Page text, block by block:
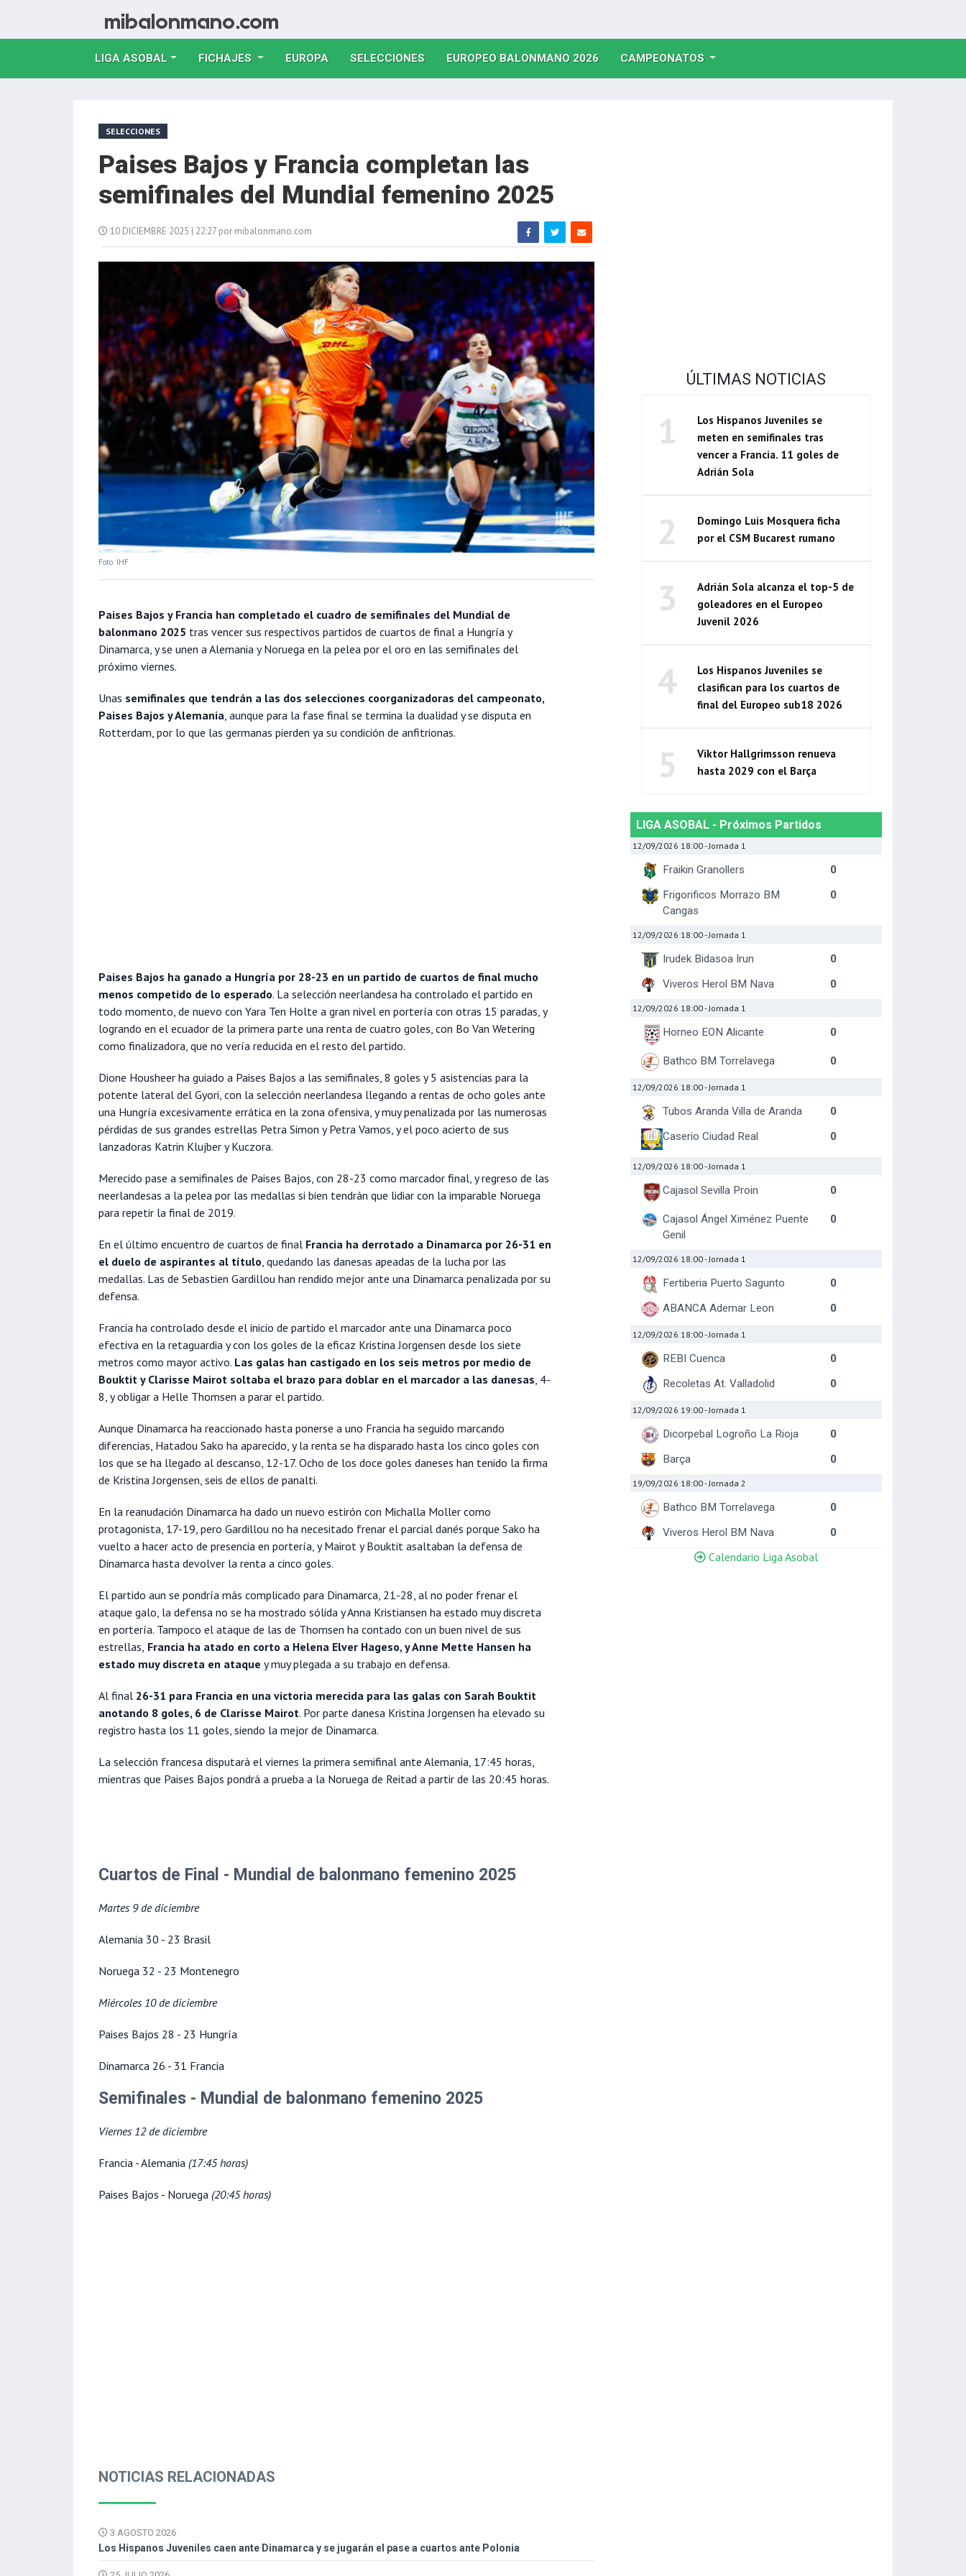
LIGA ASOBAL FICHAJES EUROPA(CURRENT)
SELECCIONES(CURRENT)
EUROPEO BALONMANO 2026(CURRENT)
CAMPEONATOS
SELECCIONES
Paises Bajos y Francia completan las
semifinales del Mundial femenino 2025
10 DICIEMBRE 2025 | 22:27 por mibalonmano.com
Foto: IHF
Paises Bajos y Francia han completado el cuadro de semifinales del Mundial de
balonmano 2025 tras vencer sus respectivos partidos de cuartos de final a Hungría y
Dinamarca, y se unen a Alemania y Noruega en la pelea por el oro en las semifinales del
próximo viernes.
Unas semifinales que tendrán a las dos selecciones coorganizadoras del campeonato,
Paises Bajos y Alemania , aunque para la fase final se termina la dualidad y se disputa en
Rotterdam, por lo que las germanas pierden ya su condición de anfitrionas.
Paises Bajos ha ganado a Hungría por 28-23 en un partido de cuartos de final mucho
menos competido de lo esperado. La selección neerlandesa ha controlado el partido en
todo momento, de nuevo con Yara Ten Holte a gran nivel en portería con otras 15 paradas, y
logrando en el ecuador de la primera parte una renta de cuatro goles, con Bo Van Wetering
como finalizadora, que no vería reducida en el resto del partido.
Dione Housheer ha guiado a Paises Bajos a las semifinales, 8 goles y 5 asistencias para la
potente lateral del Gyori, con la selección neerlandesa llegando a rentas de ocho goles ante
una Hungría excesivamente errática en la zona ofensiva, y muy penalizada por las numerosas
pérdidas de sus grandes estrellas Petra Simon y Petra Vamos, y el poco acierto de sus
lanzadoras Katrin Klujber y Kuczora.
Merecido pase a semifinales de Paises Bajos, con 28-23 como marcador final, y regreso de las
neerlandesas a la pelea por las medallas si bien tendrán que lidiar con la imparable Noruega
para repetir la final de 2019.
En el último encuentro de cuartos de final Francia ha derrotado a Dinamarca por 26-31 en
el duelo de aspirantes al título , quedando las danesas apeadas de la lucha por las
medallas. Las de Sebastien Gardillou han rendido mejor ante una Dinamarca penalizada por su
defensa.
Francia ha controlado desde el inicio de partido el marcador ante una Dinamarca poco
efectiva en la retaguardia y con los goles de la eficaz Kristina Jorgensen desde los siete
metros como mayor activo. Las galas han castigado en los seis metros por medio de
Bouktit y Clarisse Mairot soltaba el brazo para doblar en el marcador a las danesas , 4-
8, y obligar a Helle Thomsen a parar el partido.
Aunque Dinamarca ha reaccionado hasta ponerse a uno Francia ha seguido marcando
diferencias, Hatadou Sako ha aparecido, y la renta se ha disparado hasta los cinco goles con
los que se ha llegado al descanso, 12-17. Ocho de los doce goles daneses han tenido la firma
de Kristina Jorgensen, seis de ellos de panalti.
En la reanudación Dinamarca ha dado un nuevo estirón con Michalla Moller como
protagonista, 17-19, pero Gardillou no ha necesitado frenar el parcial danés porque Sako ha
vuelto a hacer acto de presencia en portería, y Mairot y Bouktit asaltaban la defensa de
Dinamarca hasta devolver la renta a cinco goles.
El partido aun se pondría más complicado para Dinamarca, 21-28, al no poder frenar el
ataque galo, la defensa no se ha mostrado sólida y Anna Kristiansen ha estado muy discreta
en portería. Tampoco el ataque de las de Thomsen ha contado con un buen nivel de sus
estrellas, Francia ha atado en corto a Helena Elver Hageso, y Anne Mette Hansen ha
estado muy discreta en ataque y muy plegada a su trabajo en defensa.
Al final 26-31 para Francia en una victoria merecida para las galas con Sarah Bouktit
anotando 8 goles, 6 de Clarisse Mairot. Por parte danesa Kristina Jorgensen ha elevado su
registro hasta los 11 goles, siendo la mejor de Dinamarca.
La selección francesa disputará el viernes la primera semifinal ante Alemania, 17:45 horas,
mientras que Paises Bajos pondrá a prueba a la Noruega de Reitad a partir de las 20:45 horas.
Cuartos de Final - Mundial de balonmano femenino 2025
Martes 9 de diciembre
Alemania 30 - 23 Brasil
Noruega 32 - 23 Montenegro
Miércoles 10 de diciembre
Paises Bajos 28 - 23 Hungría
Dinamarca 26 - 31 Francia
Semifinales - Mundial de balonmano femenino 2025
Viernes 12 de diciembre
Francia - Alemania (17:45 horas)
Paises Bajos - Noruega (20:45 horas)
NOTICIAS RELACIONADAS
3 AGOSTO 2026
Los Hispanos Juveniles caen ante Dinamarca y se jugarán el pase a cuartos ante Polonia
ÚLTIMAS NOTICIAS
1
Los Hispanos Juveniles se
meten en semifinales tras
vencer a Francia. 11 goles de
Adrián Sola
2
Domingo Luis Mosquera ficha
por el CSM Bucarest rumano
3
Adrián Sola alcanza el top-5 de
goleadores en el Europeo
Juvenil 2026
4
Los Hispanos Juveniles se
clasifican para los cuartos de
final del Europeo sub18 2026
5
Viktor Hallgrimsson renueva
hasta 2029 con el Barça
LIGA ASOBAL - Próximos Partidos
12/09/2026 18:00- Jornada 1
Fraikin Granollers
0
Frigorificos Morrazo BM
Cangas
0
12/09/2026 18:00- Jornada 1
Irudek Bidasoa Irun
0
Viveros Herol BM Nava
0
12/09/2026 18:00- Jornada 1
Horneo EON Alicante 0
Bathco BM Torrelavega 0
12/09/2026 18:00- Jornada 1
Tubos Aranda Villa de Aranda
0
Caserio Ciudad Real
0
12/09/2026 18:00- Jornada 1
Cajasol Sevilla Proin 0
Cajasol Ángel Ximénez Puente
Genil
0
12/09/2026 18:00- Jornada 1
Fertiberia Puerto Sagunto
0
ABANCA Ademar Leon
0
12/09/2026 18:00- Jornada 1
REBI Cuenca
0
Recoletas At. Valladolid
0
12/09/2026 19:00- Jornada 1
Dicorpebal Logroño La Rioja
0
Barça
0
19/09/2026 18:00- Jornada 2
Bathco BM Torrelavega
0
Viveros Herol BM Nava
0
Calendario Liga Asobal